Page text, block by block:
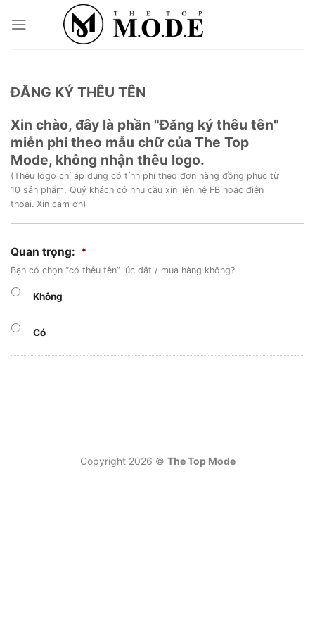
ĐĂNG KÝ THÊU TÊN
Xin chào, đây là phần "Đăng ký thêu tên"
miễn phí theo mẫu chữ của The Top
Mode, không nhận thêu logo.
(Thêu logo chỉ áp dụng có tính phí theo đơn hàng đồng phục từ
10 sản phẩm, Quý khách có nhu cầu xin liên hệ FB hoặc điện
thoại. Xin cám ơn)
Quan trọng: *
Bạn có chọn “có thêu tên” lúc đặt / mua hàng không?
Không
Có
Copyright 2026 © The Top Mode